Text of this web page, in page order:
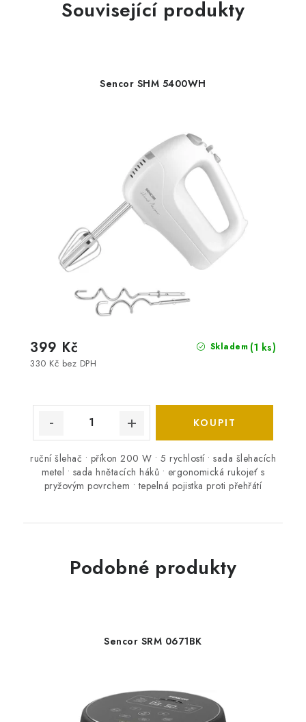
Související produkty
Sencor SHM 5400WH
Skladem (1 ks)
330 Kč bez DPH
399 Kč
ruční šlehač • příkon 200 W • 5 rychlostí • sada šlehacích
metel • sada hnětacích háků • ergonomická rukojeť s
pryžovým povrchem • tepelná pojistka proti přehřátí
Podobné produkty
Sencor SRM 0671BK